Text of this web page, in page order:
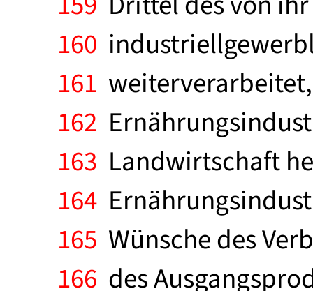
160
161
162
163 Landwirtschaft
164
165 Wünsche des
166 des